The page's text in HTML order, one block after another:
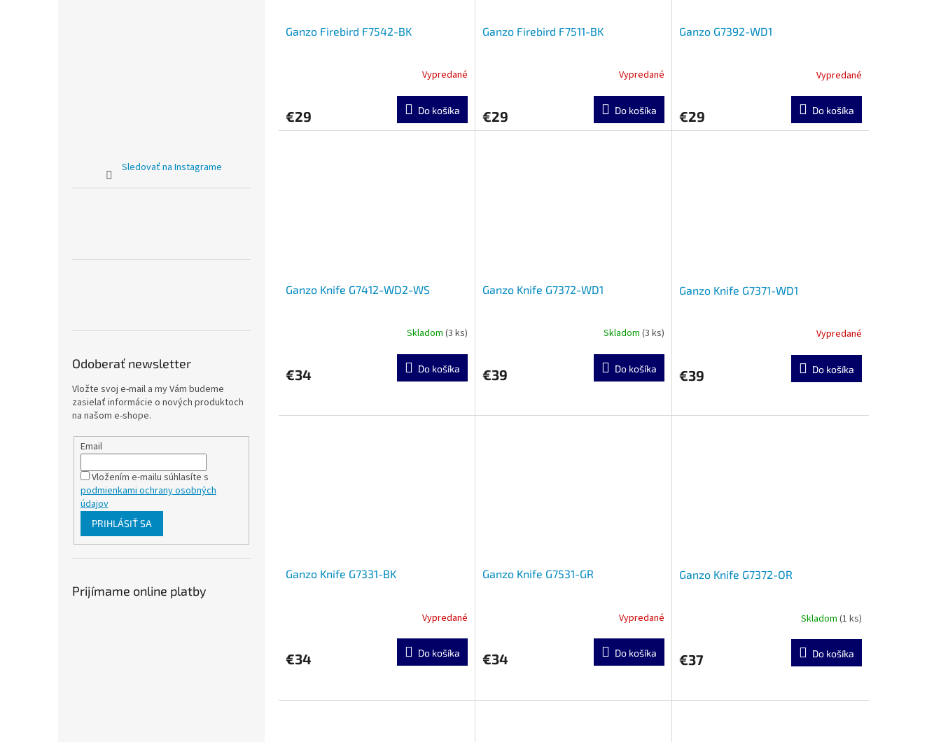
Sledovať na Instagrame
Odoberať newsletter
Vložte svoj e-mail a my Vám budeme
zasielať informácie o nových produktoch
na našom e-shope.
Email
Vložením e-mailu súhlasíte s
podmienkami ochrany osobných
údajov
PRIHLÁSIŤ SA
Prijímame online platby
Ganzo Firebird F7542-BK
Vypredané
€29 Do košíka
Ganzo Firebird F7511-BK
Vypredané
€29 Do košíka
Ganzo G7392-WD1
Vypredané
€29 Do košíka
Ganzo Knife G7412-WD2-WS
Skladom (3 ks)
€34 Do košíka
Ganzo Knife G7372-WD1
Skladom (3 ks)
€39 Do košíka
Ganzo Knife G7371-WD1
Vypredané
€39 Do košíka
Ganzo Knife G7331-BK
Vypredané
€34 Do košíka
Ganzo Knife G7531-GR
Vypredané
€34 Do košíka
Ganzo Knife G7372-OR
Skladom (1 ks)
€37 Do košíka